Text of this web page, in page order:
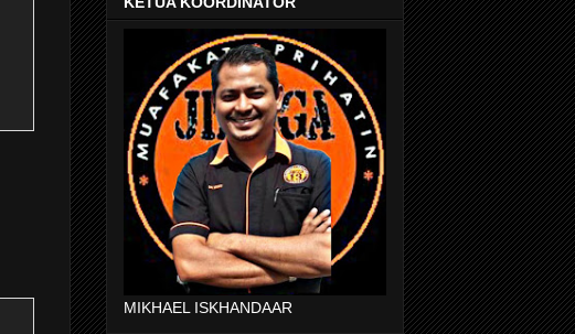
MIKHAEL ISKHANDAAR